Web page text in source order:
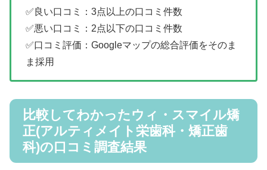
✅良い口コミ：3点以上の口コミ件数
✅悪い口コミ：2点以下の口コミ件数
✅口コミ評価：Googleマップの総合評価をそのま
ま採用
比較してわかったウィ・スマイル矯
正(アルティメイト栄歯科・矯正歯
科)の口コミ調査結果